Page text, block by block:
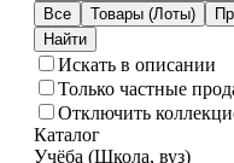
Все Товары (Лоты)
Искать в описании
Только частные
Отключить
Каталог
Учёба (Школа, вуз)